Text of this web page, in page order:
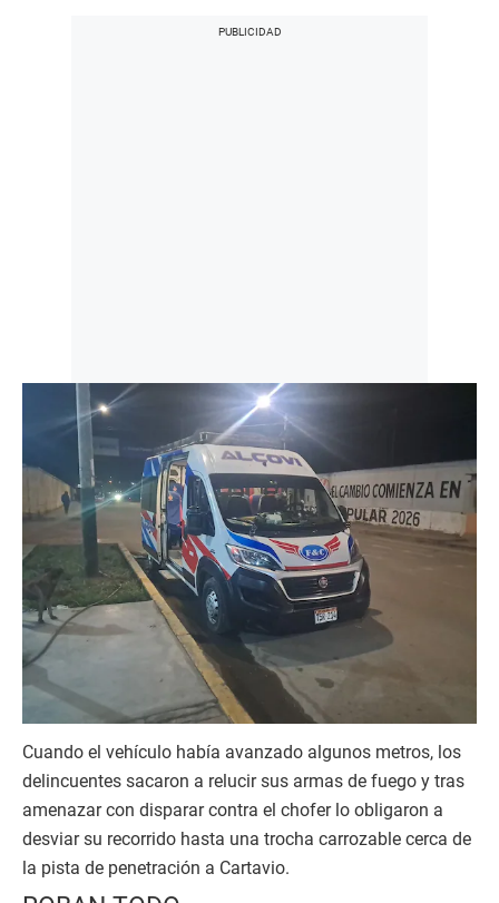
Cuando el vehículo había avanzado algunos metros, los
delincuentes sacaron a relucir sus armas de fuego y tras
amenazar con disparar contra el chofer lo obligaron a
desviar su recorrido hasta una trocha carrozable cerca de
la pista de penetración a Cartavio.